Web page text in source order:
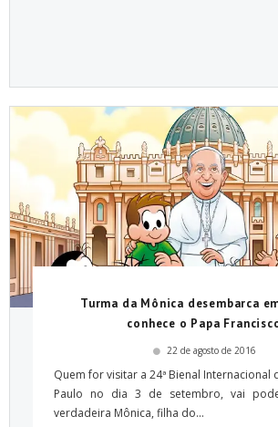
Turma da Mônica desembarca
conhece o Papa
22 de agosto de 2016
Quem for visitar a 24ª Bienal Internacional
Paulo no dia 3 de setembro, vai
verdadeira Mônica, filha do...